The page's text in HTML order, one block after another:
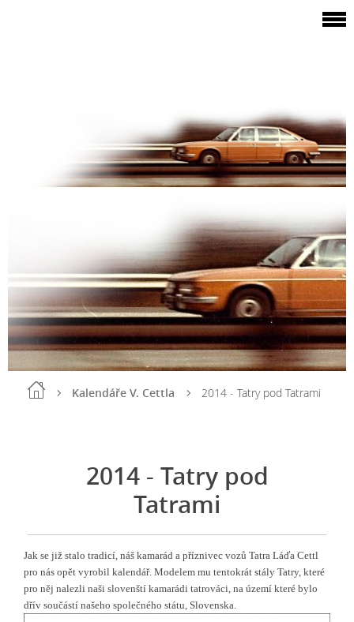
Kalendáře V. Cettla 2014 - Tatry pod Tatrami
2014 - Tatry pod
Tatrami
Jak se již stalo tradicí, náš kamarád a příznivec vozů Tatra Láďa Cettl
pro nás opět vyrobil kalendář. Modelem mu tentokrát stály Tatry, které
pro něj nalezli naši slovenští kamarádi tatrováci, na území které bylo
dřív součástí našeho společného státu, Slovenska.